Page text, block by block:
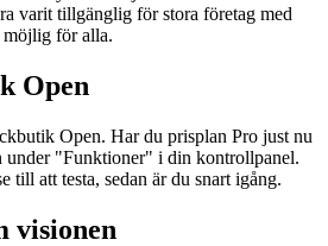
varit tillgänglig för stora företag med
för alla.
Open
Open. Har du prisplan Pro just nu
"Funktioner" i din kontrollpanel.
till att testa, sedan är du snart igång.
visionen